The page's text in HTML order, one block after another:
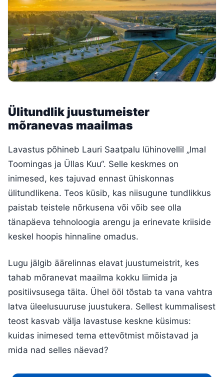
Ülitundlik juustumeister
mõranevas maailmas
Lavastus põhineb Lauri Saatpalu lühinovellil „Imal
Toomingas ja Üllas Kuu“. Selle keskmes on
inimesed, kes tajuvad ennast ühiskonnas
ülitundlikena. Teos küsib, kas niisugune tundlikkus
paistab teistele nõrkusena või võib see olla
tänapäeva tehnoloogia arengu ja erinevate kriiside
keskel hoopis hinnaline omadus.
Lugu jälgib äärelinnas elavat juustumeistrit, kes
tahab mõranevat maailma kokku liimida ja
positiivsusega täita. Ühel ööl tõstab ta vana vahtra
latva üleelusuuruse juustukera. Sellest kummalisest
teost kasvab välja lavastuse keskne küsimus:
kuidas inimesed tema ettevõtmist mõistavad ja
mida nad selles näevad?